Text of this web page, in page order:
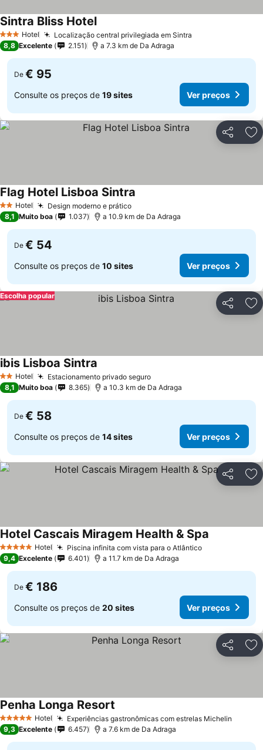
3 EstrelasHotel Localização central privilegiada em Sintra
Sintra Bliss Hotel
8,8 Excelente 2.151 a 7.3 km de Da Adraga
De € 95
Consulte os preços de 19 sites Ver preços
Partilhar
2 Estrelas
Hotel Design moderno e prático
Flag Hotel Lisboa Sintra
8,1 Muito boa 1.037 a 10.9 km de Da Adraga
De € 54
Consulte os preços de 10 sites Ver preços
Partilhar
Escolha popular
2 Estrelas
Hotel Estacionamento privado seguro
ibis Lisboa Sintra
8,1 Muito boa 8.365 a 10.3 km de Da Adraga
De € 58
Consulte os preços de 14 sites Ver preços
Partilhar
5 Estrelas Hotel Piscina infinita com vista para o Atlântico
Hotel Cascais Miragem Health & Spa
9,4 Excelente 6.401 a 11.7 km de Da Adraga
De € 186
Consulte os preços de 20 sites Ver preços
Partilhar
5 Estrelas Hotel Experiências gastronômicas com estrelas Michelin
Penha Longa Resort
9,3 Excelente 6.457 a 7.6 km de Da Adraga